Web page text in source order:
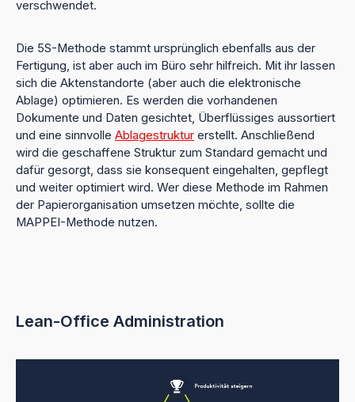
verschwendet.
Die 5S-Methode stammt ursprünglich ebenfalls aus der
Fertigung, ist aber auch im Büro sehr hilfreich. Mit ihr lassen
sich die Aktenstandorte (aber auch die elektronische
Ablage) optimieren. Es werden die vorhandenen
Dokumente und Daten gesichtet, Überflüssiges aussortiert
und eine sinnvolle Ablagestruktur erstellt. Anschließend
wird die geschaffene Struktur zum Standard gemacht und
dafür gesorgt, dass sie konsequent eingehalten, gepflegt
und weiter optimiert wird. Wer diese Methode im Rahmen
der Papierorganisation umsetzen möchte, sollte die
MAPPEI-Methode nutzen.
Lean-Office Administration